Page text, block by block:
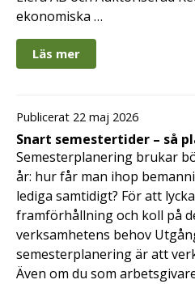
ekonomiska …
Läs mer
Publicerat 22 maj 2026
Snart semestertider – så
Semesterplanering brukar
år: hur får man ihop
lediga samtidigt? För att
framförhållning och koll på
verksamhetens behov
semesterplanering är att
Även om du som